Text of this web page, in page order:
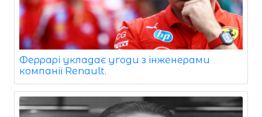
Феррарі укладає угоди з інженерами
компанії Renault.